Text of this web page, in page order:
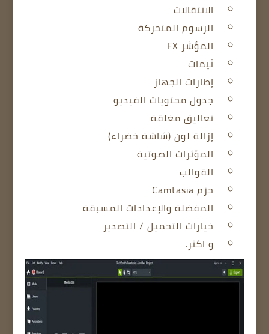
الانتقالات
الرسوم المتحركة
المؤشر FX
ثيمات
إطارات الجهاز
جدول محتويات الفيديو
تعاليق مغلقة
إزالة لون (شاشة خضراء)
المؤثرات الصوتية
القوالب
حزم Camtasia
المفضلة والإعدادات المسبقة
خيارات التحميل / التصدير
و اكثر.